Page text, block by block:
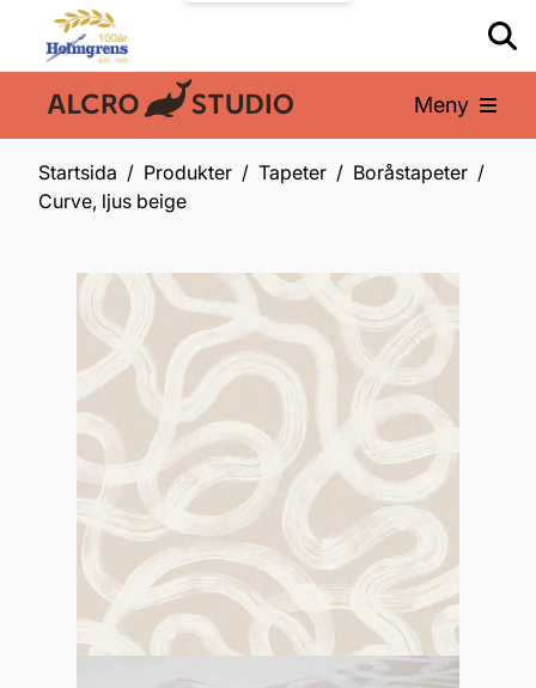
En del av: Meny
Startsida Produkter Tapeter
Boråstapeter
Curve, ljus beige